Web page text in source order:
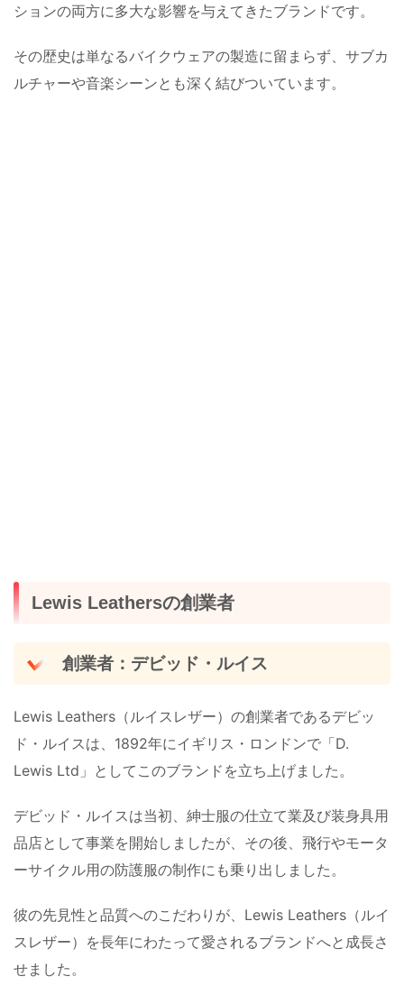
ションの両方に多大な影響を与えてきたブランドです。
その歴史は単なるバイクウェアの製造に留まらず、サブカ
ルチャーや音楽シーンとも深く結びついています。
Lewis Leathersの創業者
創業者：デビッド・ルイス
Lewis Leathers（ルイスレザー）の創業者であるデビッ
ド・ルイスは、1892年にイギリス・ロンドンで「D.
Lewis Ltd」としてこのブランドを立ち上げました。
デビッド・ルイスは当初、紳士服の仕立て業及び装身具用
品店として事業を開始しましたが、その後、飛行やモータ
ーサイクル用の防護服の制作にも乗り出しました。
彼の先見性と品質へのこだわりが、Lewis Leathers（ルイ
スレザー）を長年にわたって愛されるブランドへと成長さ
せました。